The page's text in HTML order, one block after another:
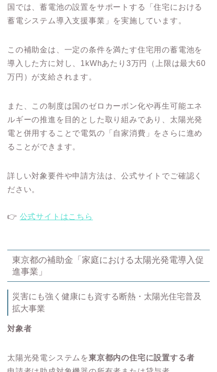
国では、蓄電池の設置をサポートする「住宅における
蓄電システム導入支援事業」を実施しています。
この補助金は、一定の条件を満たす住宅用の蓄電池を
導入した方に対し、1kWhあたり3万円（上限は最大60
万円）が支給されます。
また、この制度は国のゼロカーボン化や再生可能エネ
ルギーの推進を目的とした取り組みであり、太陽光発
電と併用することで電気の「自家消費」をさらに進め
ることができます。
詳しい対象要件や申請方法は、公式サイトでご確認く
ださい。
👉 公式サイトはこちら
東京都の補助金「家庭における太陽光発電導入促
進事業」
災害にも強く健康にも資する断熱・太陽光住宅普及
拡大事業
対象者
太陽光発電システムを東京都内の住宅に設置する者